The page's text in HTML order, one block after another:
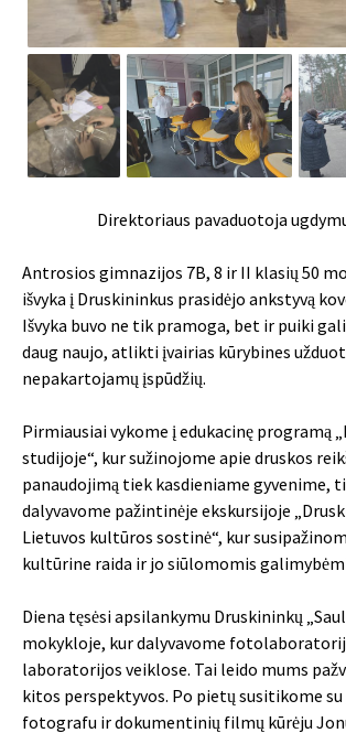
Direktoriaus pavaduotoja
Antrosios gimnazijos 7B, 8 ir II klasių 50
išvyka į Druskininkus prasidėjo ankstyvą
Išvyka buvo ne tik pramoga, bet ir puiki
daug naujo, atlikti įvairias kūrybines
nepakartojamų įspūdžių.
Pirmiausiai vykome į edukacinę programą
studijoje“, kur sužinojome apie druskos
panaudojimą tiek kasdieniame gyvenime,
dalyvavome pažintinėje ekskursijoje
Lietuvos kultūros sostinė“, kur
kultūrine raida ir jo siūlomomis
Diena tęsėsi apsilankymu Druskininkų
mokykloje, kur dalyvavome
laboratorijos veiklose. Tai leido mums
kitos perspektyvos. Po pietų susitikome
fotografu ir dokumentinių filmų kūrėju